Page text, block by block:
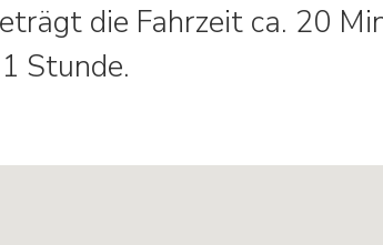
die Fahrzeit ca. 20
Stunde.